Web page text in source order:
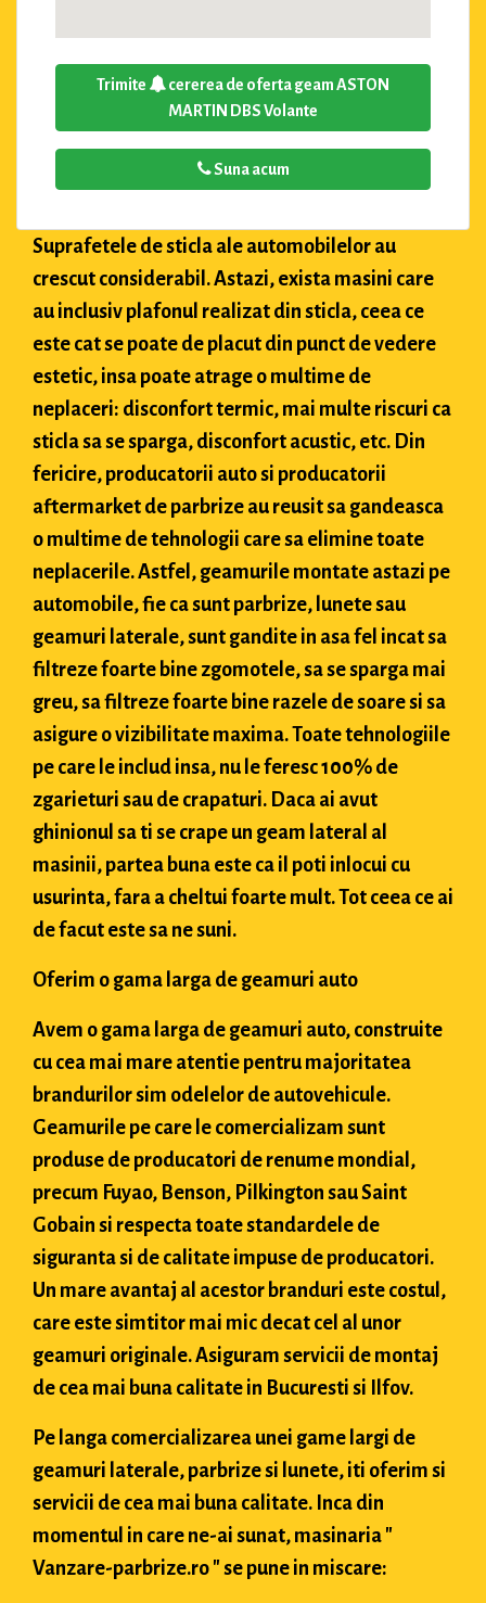
Trimite
cererea de oferta geam ASTON
MARTIN DBS Volante
Suna acum
Suprafetele de sticla ale automobilelor au
crescut considerabil. Astazi, exista masini care
au inclusiv plafonul realizat din sticla, ceea ce
este cat se poate de placut din punct de vedere
estetic, insa poate atrage o multime de
neplaceri: disconfort termic, mai multe riscuri ca
sticla sa se sparga, disconfort acustic, etc. Din
fericire, producatorii auto si producatorii
aftermarket de parbrize au reusit sa gandeasca
o multime de tehnologii care sa elimine toate
neplacerile. Astfel, geamurile montate astazi pe
automobile, fie ca sunt parbrize, lunete sau
geamuri laterale, sunt gandite in asa fel incat sa
filtreze foarte bine zgomotele, sa se sparga mai
greu, sa filtreze foarte bine razele de soare si sa
asigure o vizibilitate maxima. Toate tehnologiile
pe care le includ insa, nu le feresc 100% de
zgarieturi sau de crapaturi. Daca ai avut
ghinionul sa ti se crape un geam lateral al
masinii, partea buna este ca il poti inlocui cu
usurinta, fara a cheltui foarte mult. Tot ceea ce ai
de facut este sa ne suni.
Oferim o gama larga de geamuri auto
Avem o gama larga de geamuri auto, construite
cu cea mai mare atentie pentru majoritatea
brandurilor sim odelelor de autovehicule.
Geamurile pe care le comercializam sunt
produse de producatori de renume mondial,
precum Fuyao, Benson, Pilkington sau Saint
Gobain si respecta toate standardele de
siguranta si de calitate impuse de producatori.
Un mare avantaj al acestor branduri este costul,
care este simtitor mai mic decat cel al unor
geamuri originale. Asiguram servicii de montaj
de cea mai buna calitate in Bucuresti si Ilfov.
Pe langa comercializarea unei game largi de
geamuri laterale, parbrize si lunete, iti oferim si
servicii de cea mai buna calitate. Inca din
momentul in care ne-ai sunat, masinaria "
Vanzare-parbrize.ro " se pune in miscare: